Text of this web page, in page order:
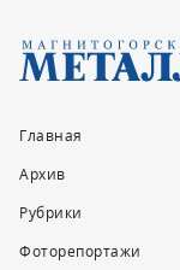
Главная
Архив
Рубрики
Фоторепортажи